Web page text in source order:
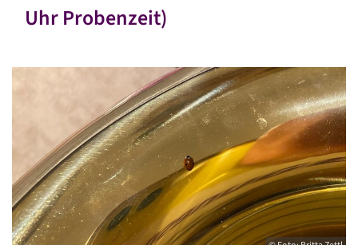
Uhr Probenzeit)